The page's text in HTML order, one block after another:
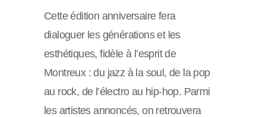
Cette édition anniversaire fera
dialoguer les générations et les
esthétiques, fidèle à l’esprit de
Montreux : du jazz à la soul, de la pop
au rock, de l’électro au hip-hop. Parmi
les artistes annoncés, on retrouvera